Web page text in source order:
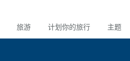
旅游 计划你的旅行 主题